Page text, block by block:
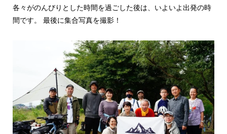
各々がのんびりとした時間を過ごした後は、いよいよ出発の時
間です。 最後に集合写真を撮影！